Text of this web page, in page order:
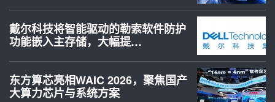
戴尔科技将智能驱动的勒索软件防护
功能嵌入主存储，大幅提…
东方算芯亮相WAIC 2026，聚焦国产
大算力芯片与系统方案